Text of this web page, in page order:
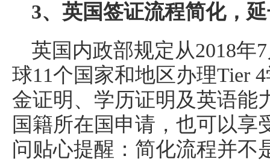
3、英国签证流程简化，
英国内政部规定从2018年
球11个国家和地区办理Tier
金证明、学历证明及英语能
国籍所在国申请，也可以享
问贴心提醒：简化流程并不